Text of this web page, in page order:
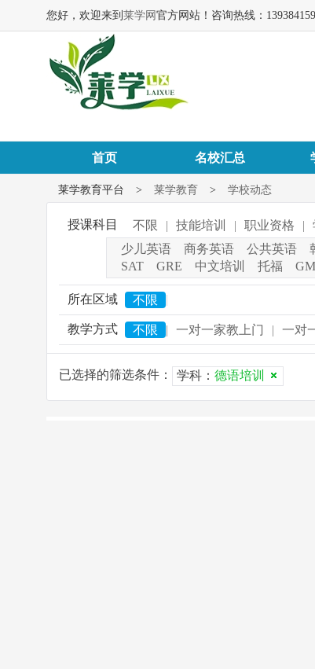
您好，欢迎来到 莱学网 官方网站！咨询热线：
首页 名校汇总
莱学教育平台 > 莱学教育 > 学校动态
授课科目 不限 | 技能培训 | 职业资格 |
少儿英语
商务英语 公共英语
SAT
GRE 中文培训 托福
所在区域 不限 |
教学方式 不限 | 一对一家教上门 | 一对
已选择的筛选条件： 学科： 德语培训